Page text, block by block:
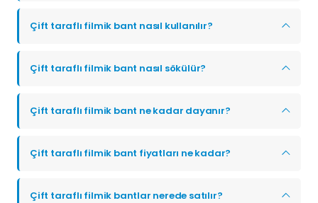
Çift taraflı filmik bant nasıl kullanılır?
Çift taraflı filmik bant nasıl sökülür?
Çift taraflı filmik bant ne kadar dayanır?
Çift taraflı filmik bant fiyatları ne kadar?
Çift taraflı filmik bantlar nerede satılır?